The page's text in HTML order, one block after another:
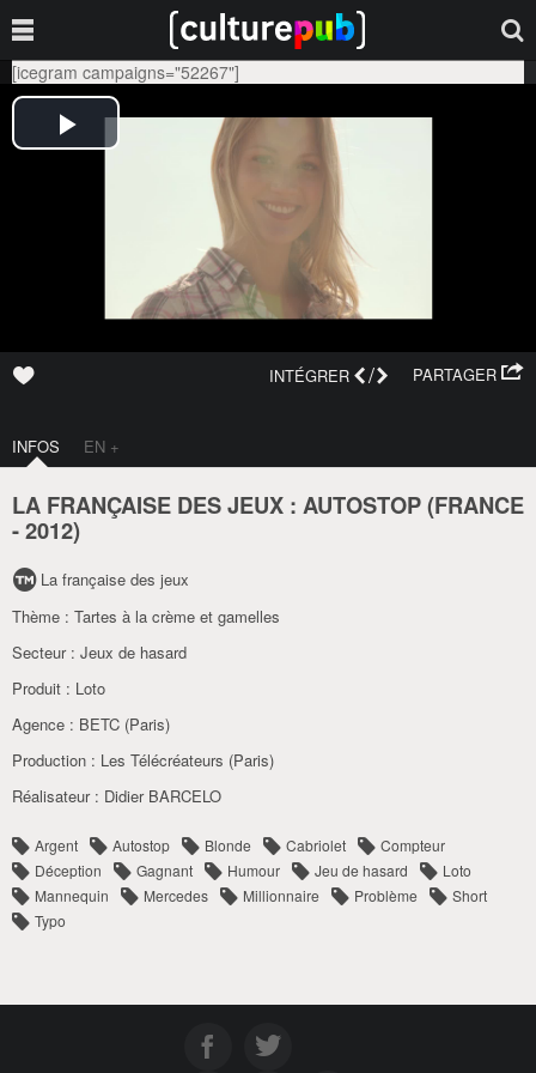
[icegram campaigns="52267"]
PARTAGER
INTÉGRER /
INFOS EN +
LA FRANÇAISE DES JEUX : AUTOSTOP (FRANCE
-2012)
La française des jeux
Thème : Tartes à la crème et gamelles
Secteur : Jeux de hasard
Produit : Loto
Agence : BETC (Paris)
Production : Les Télécréateurs (Paris)
Réalisateur : Didier BARCELO
Argent Autostop Blonde Cabriolet
Compteur
Déception
Gagnant Humour Jeu de hasard
Loto
Mannequin
Mercedes Millionnaire Problème
Short
Typo